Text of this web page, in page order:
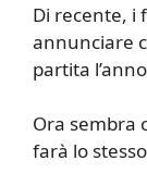
Di recente, i
annunciare
partita
Ora sembra
farà lo